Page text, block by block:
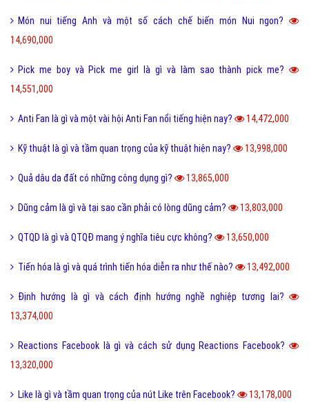
Tại sao từ GNITE được giới trẻ hiện nay thích sử dụng? 17,375,000
Les là gì và những thuật ngữ thường dùng cho Les?
Ngôn lù là gì và một số thuật ngữ hay trong tiểu thuyết? 16,497,000
15,495,000
Tổng hợp bộ mật mã con số tình yêu tiếng Trung?
Nite là gì và những câu chúc ngủ ngon Nite G9 hay nhất? 14,890,000
Hình xăm chữ nhẫn là gì và ý nghĩa của hình xăm chữ nhẫn?
14,808,000
Cách phân biệt giữa Positive và Negative là gì? 14,792,000
Holic là gì và cách sử dụng gốc từ aholic và holic?
Món nui tiếng Anh và một số cách chế biến món Nui ngon?
14,690,000
Pick me boy và Pick me girl là gì và làm sao thành pick me?